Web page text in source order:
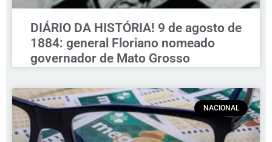
DIÁRIO DA HISTÓRIA! 9 de agosto de
1884: general Floriano nomeado
governador de Mato Grosso
NACIONAL